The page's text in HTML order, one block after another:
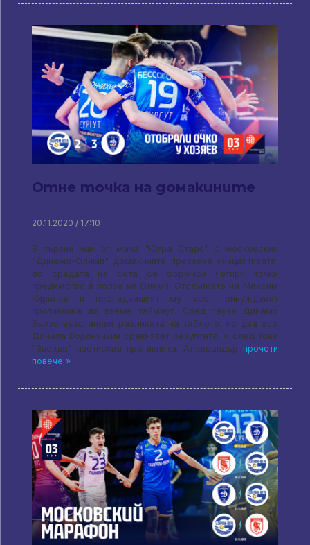
Отне точка на домакините
20.11.2020 / 17:10
В първия мач от мача "Югра Старс" с московския
"Динамо-Олимп" домакините превзеха инициативата:
до средата на сета се формира четири точки
предимство в полза на Олимп. Отстъпката на Максим
Кирилов и последващият му асо принуждават
противника да вземе таймаут. След пауза Динамо
бързо възстанови разликата на таблото, но два аса
Данила Ворончихин сравняват резултата, и след това
"Звезда" изстисква противника. Александър прочети
повече »